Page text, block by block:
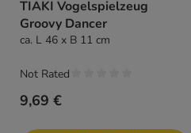
TIAKI Vogelspielzeug
Groovy Dancer
ca. L 46 x B 11 cm
9,69 €
Not Rated